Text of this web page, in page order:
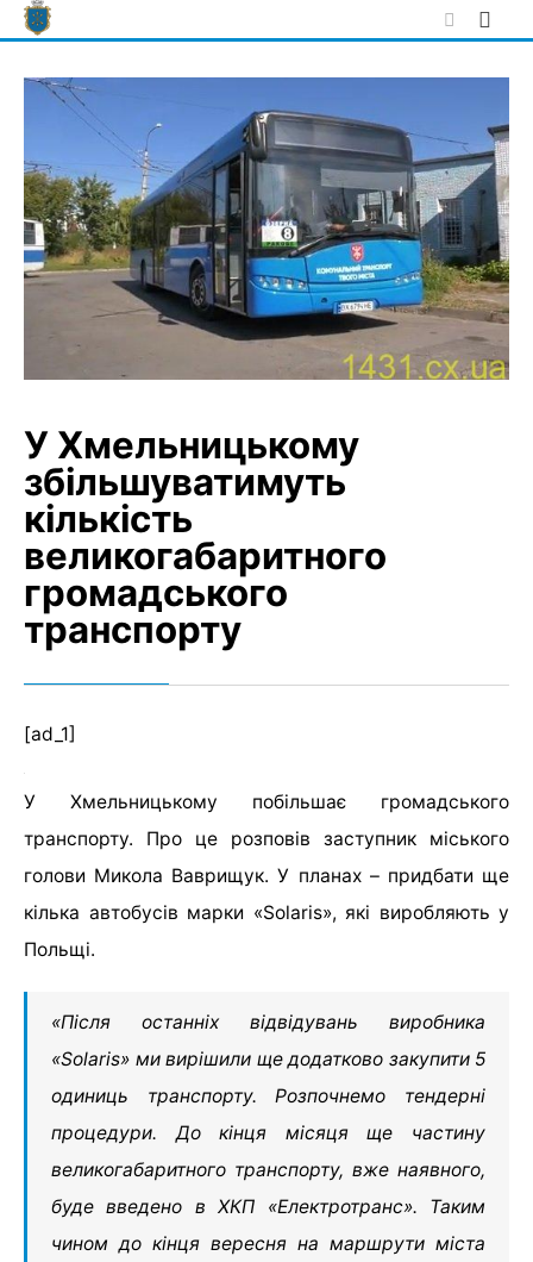
Skip
to
У Хмельницькому
збільшуватимуть
кількість
великогабаритного
громадського
транспорту
[ad_1]
У Хмельницькому побільшає громадського
транспорту. Про це розповів заступник міського
голови Микола Ваврищук. У планах – придбати ще
кілька автобусів марки «Solaris», які виробляють у
Польщі.
«Після останніх відвідувань виробника
«Solaris» ми вирішили ще додатково закупити 5
одиниць транспорту. Розпочнемо тендерні
процедури. До кінця місяця ще частину
великогабаритного транспорту, вже наявного,
буде введено в ХКП «Електротранс». Таким
чином до кінця вересня на маршрути міста